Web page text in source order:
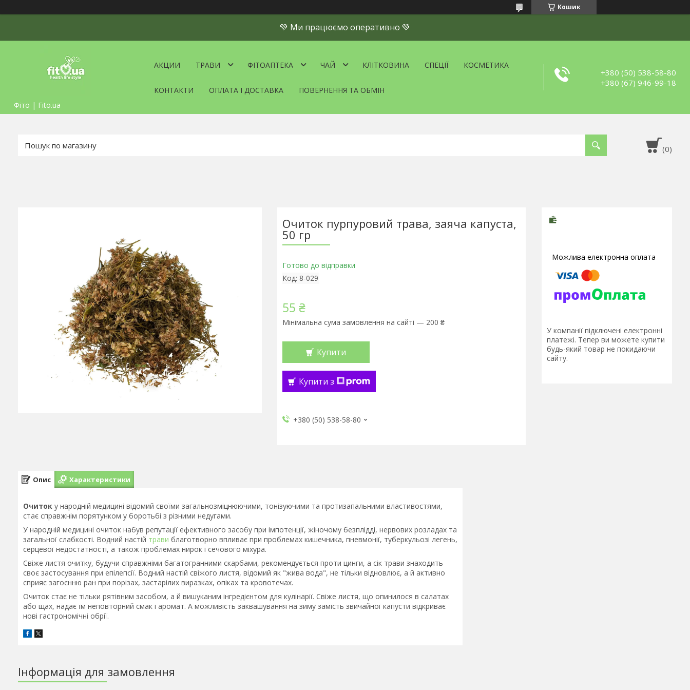
Кошик
💚 Ми працюємо оперативно 💚
Фіто | Fito.ua
АКЦИИ ТРАВИ ФІТОАПТЕКА ЧАЙ КЛІТКОВИНА СПЕЦІЇ КОСМЕТИКА
КОНТАКТИ ОПЛАТА І ДОСТАВКА ПОВЕРНЕННЯ ТА ОБМІН
+380 (50) 538-58-80
+380 (67) 946-99-18
Очиток пурпуровий трава, заяча капуста,
50 гр
Готово до відправки
Код: 8-029
55 ₴
Мінімальна сума замовлення на сайті — 200 ₴
Купити
Купити з
+380 (50) 538-58-80
У компанії підключені електронні
платежі. Тепер ви можете купити
будь-який товар не покидаючи
сайту.
Опис Характеристики
Очиток у народній медицині відомий своїми загальнозміцнюючими, тонізуючими та протизапальними властивостями,
стає справжнім порятунком у боротьбі з різними недугами.
У народній медицині очиток набув репутації ефективного засобу при імпотенції, жіночому безплідді, нервових розладах та
загальної слабкості. Водний настій трави благотворно впливає при проблемах кишечника, пневмонії, туберкульозі легень,
серцевої недостатності, а також проблемах нирок і сечового міхура.
Свіже листя очитку, будучи справжніми багатогранними скарбами, рекомендується проти цинги, а сік трави знаходить
своє застосування при епілепсії. Водний настій свіжого листя, відомий як "жива вода", не тільки відновлює, а й активно
сприяє загоєнню ран при порізах, застарілих виразках, опіках та кровотечах.
Очиток стає не тільки рятівним засобом, а й вишуканим інгредієнтом для кулінарії. Свіже листя, що опинилося в салатах
або щах, надає їм неповторний смак і аромат. А можливість заквашування на зиму замість звичайної капусти відкриває
нові гастрономічні обрії.
Інформація для замовлення